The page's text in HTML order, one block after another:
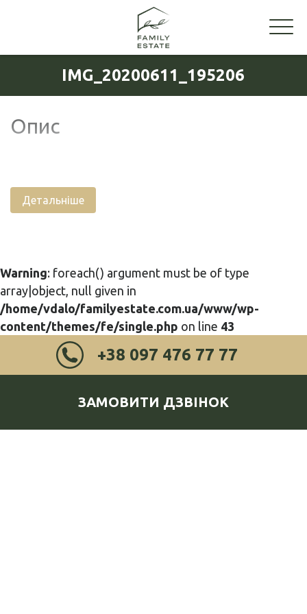
IMG_20200611_195206
Опис
Детальніше
Warning: foreach() argument must be of type
array|object, null given in
/home/vdalo/familyestate.com.ua/www/wp-
content/themes/fe/single.php on line 43
+38 097 476 77 77
ЗАМОВИТИ ДЗВІНОК